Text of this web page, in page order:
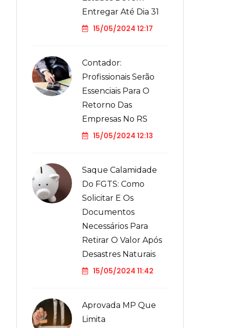
Entregar Até Dia 31
15/05/2024 12:17
Contador:
Profissionais Serão
Essenciais Para O
Retorno Das
Empresas No RS
15/05/2024 12:13
Saque Calamidade
Do FGTS: Como
Solicitar E Os
Documentos
Necessários Para
Retirar O Valor Após
Desastres Naturais
15/05/2024 11:42
Aprovada MP Que
Limita